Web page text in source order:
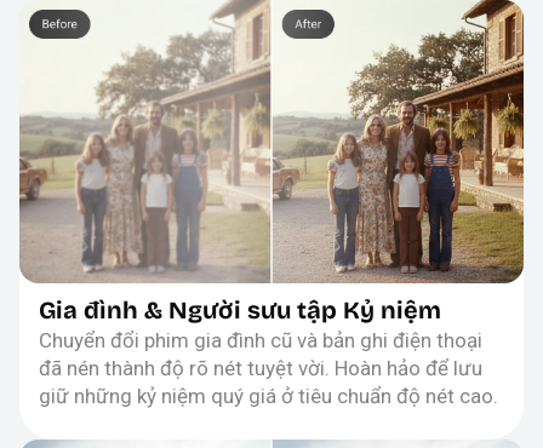
Gia đình & Người sưu tập Kỷ niệm
Chuyển đổi phim gia đình cũ và bản ghi điện thoại
đã nén thành độ rõ nét tuyệt vời. Hoàn hảo để lưu
giữ những kỷ niệm quý giá ở tiêu chuẩn độ nét cao.